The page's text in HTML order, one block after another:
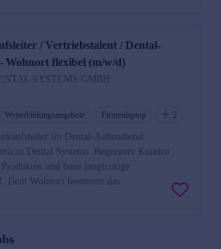
/ Vertriebstalent / Dental-
Wohnort flexibel (m/w/d)
SYSTEMS GMBH
Weiterbildungsangebote Firmenlaptop 2
im Dental-Außendienst
Dental Systems. Begeistere Kunden
und baue langfristige
Dein Wohnort bestimmt das